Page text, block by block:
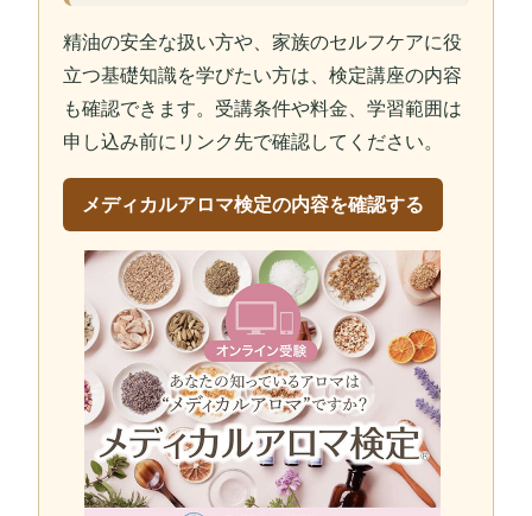
精油の安全な扱い方や、家族のセルフケアに役
立つ基礎知識を学びたい方は、検定講座の内容
も確認できます。受講条件や料金、学習範囲は
申し込み前にリンク先で確認してください。
メディカルアロマ検定の内容を確認する